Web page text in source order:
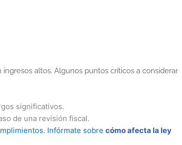
altos. Algunos puntos críticos a considerar
significativos.
de una revisión fiscal.
Infórmate sobre cómo afecta la ley